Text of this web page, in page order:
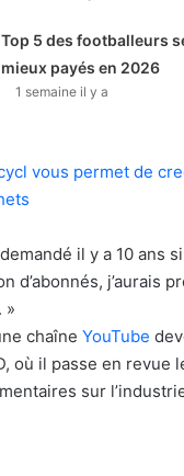
Top 5 des footballeurs
mieux payés en 2026
1 semaine il y a
vous permet de
il y a 10 ans
d’abonnés, j’aurais
»
chaîne YouTube
où il passe en revue
sur